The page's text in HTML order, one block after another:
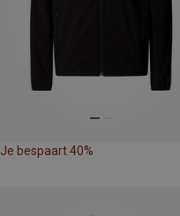
Je bespaart 40%